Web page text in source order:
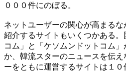
０００件にのぼる。
ネットユーザーの関心が高まる
紹介するサイトもいくつかある。
コム」と「ケソムンドットコム
か、韓流スターのニュースを伝
ーをともに運営するサイトは１０